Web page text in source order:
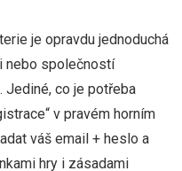
je opravdu jednoduchá
nebo společností
. Jediné, co je potřeba
v pravém horním
váš email + heslo a
hry i zásadami